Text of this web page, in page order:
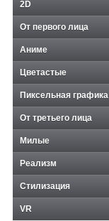
2D
От первого лица
Аниме
Цветастые
Пиксельная графика
От третьего лица
Милые
Реализм
Стилизация
VR